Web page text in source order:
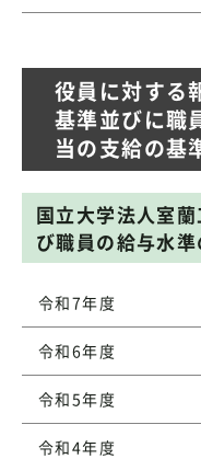
役員に対する
基準並びに職
当の支給の基
国立大学法人室
び職員の給与水
令和7年度
令和6年度
令和5年度
令和4年度